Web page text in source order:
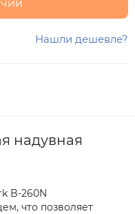
Нашли дешевле?
надувная
B-260N
что позволяет